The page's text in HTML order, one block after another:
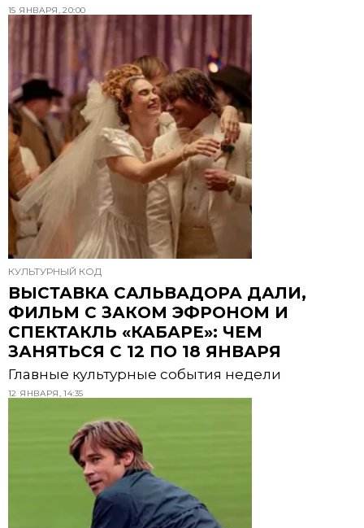
15 ЯНВАРЯ, 20:00
КУЛЬТУРНЫЙ КОД
ВЫСТАВКА САЛЬВАДОРА ДАЛИ,
ФИЛЬМ С ЗАКОМ ЭФРОНОМ И
СПЕКТАКЛЬ «КАБАРЕ»: ЧЕМ
ЗАНЯТЬСЯ С 12 ПО 18 ЯНВАРЯ
Главные культурные события недели
12 ЯНВАРЯ, 14:35